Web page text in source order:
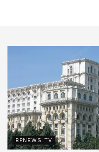
BPNEWS TV